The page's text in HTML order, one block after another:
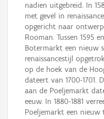
nadien uitgebreid. In
met gevel in
opgericht naar
Rooman. Tussen 1595
Botermarkt een nieuw
renaissancestijl
op de hoek van de
dateert van 1700-1701.
aan de Poeljemarkt
eeuw. In 1880-1881
Poeljemarkt een nieuw